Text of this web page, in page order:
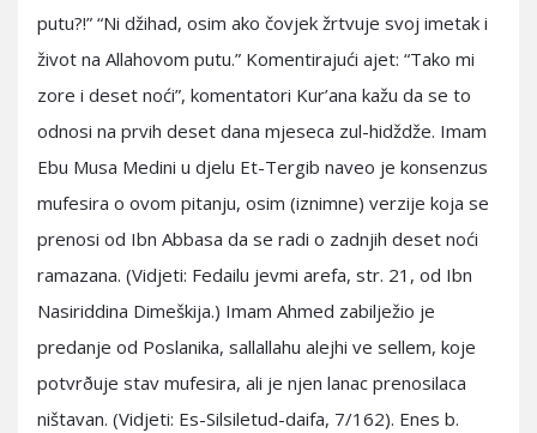
putu?!” “Ni džihad, osim ako čovjek žrtvuje svoj imetak i
život na Allahovom putu.” Komentirajući ajet: “Tako mi
zore i deset noći”, komentatori Kur’ana kažu da se to
odnosi na prvih deset dana mjeseca zul-hidždže. Imam
Ebu Musa Medini u djelu Et-Tergib naveo je konsenzus
mufesira o ovom pitanju, osim (iznimne) verzije koja se
prenosi od Ibn Abbasa da se radi o zadnjih deset noći
ramazana. (Vidjeti: Fedailu jevmi arefa, str. 21, od Ibn
Nasiriddina Dimeškija.) Imam Ahmed zabilježio je
predanje od Poslanika, sallallahu alejhi ve sellem, koje
potvrðuje stav mufesira, ali je njen lanac prenosilaca
ništavan. (Vidjeti: Es-Silsiletud-daifa, 7/162). Enes b.